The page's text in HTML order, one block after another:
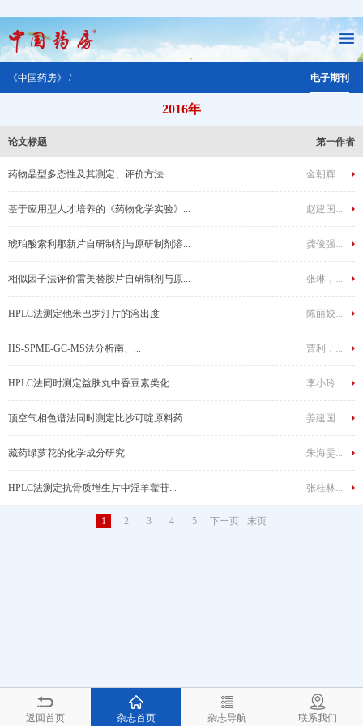
《中国药房》 / 电子期刊
2016年
论文标题 第一作者
药物晶型多态性及其测定、评价方法 金朝辉...
基于应用型人才培养的《药物化学实验》... 赵建国...
琥珀酸索利那新片自研制剂与原研制剂溶... 龚俊强...
相似因子法评价雷美替胺片自研制剂与原... 张琳，...
HPLC法测定他米巴罗汀片的溶出度 陈丽姣...
HS-SPME-GC-MS法分析南、... 曹利，...
HPLC法同时测定益肤丸中香豆素类化... 李小玲...
顶空气相色谱法同时测定比沙可啶原料药... 姜建国...
藏药绿萝花的化学成分研究 朱海雯...
HPLC法测定抗骨质增生片中淫羊藿苷... 张桂林...
1 2 3 4 5 下一页 末页
返回首页 杂志首页 杂志导航 联系我们